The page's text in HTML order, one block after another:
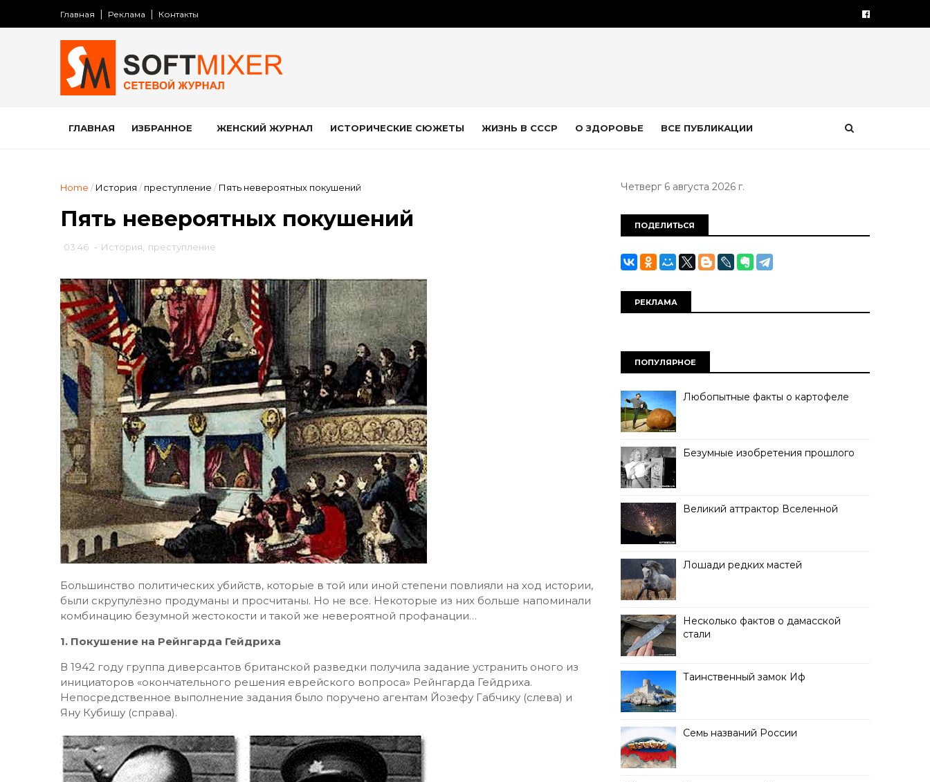
Главная Реклама Контакты
ГЛАВНАЯ ИЗБРАННОЕ ЖЕНСКИЙ ЖУРНАЛ ИСТОРИЧЕСКИЕ СЮЖЕТЫ ЖИЗНЬ В СССР О ЗДОРОВЬЕ ВСЕ ПУБЛИКАЦИИ
Home / История / преступление / Пять невероятных покушений
Пять невероятных покушений
03:46 - История преступление
Большинство политических убийств, которые в той или иной степени повлияли на ход истории,
были скрупулёзно продуманы и просчитаны. Но не все. Некоторые из них больше напоминали
комбинацию безумной жестокости и такой же невероятной профанации…
1. Покушение на Рейнгарда Гейдриха
В 1942 году группа диверсантов британской разведки получила задание устранить оного из
инициаторов «окончательного решения еврейского вопроса» Рейнгарда Гейдриха.
Непосредственное выполнение задания было поручено агентам Йозефу Габчику (слева) и
Яну Кубишу (справа).
Четверг 6 августа 2026 г.
ПОДЕЛИТЬСЯ
РЕКЛАМА
ПОПУЛЯРНОЕ
Любопытные факты о картофеле
Безумные изобретения прошлого
Великий аттрактор Вселенной
Лошади редких мастей
Несколько фактов о дамасской
стали
Таинственный замок Иф
Семь названий России